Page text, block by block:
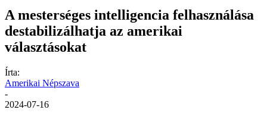
A mesterséges intelligencia felhasználása
destabilizálhatja az amerikai
választásokat
Írta:
Amerikai Népszava
-
2024-07-16